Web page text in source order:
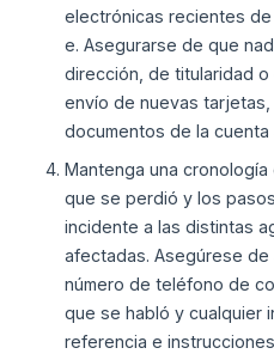
electrónicas recientes de
e. Asegurarse de que
dirección, de titularidad o
envío de nuevas
documentos de la
Mantenga una
que se perdió y los
incidente a las distintas
afectadas. Asegúrese de
número de teléfono de
que se habló y cualquier
referencia e